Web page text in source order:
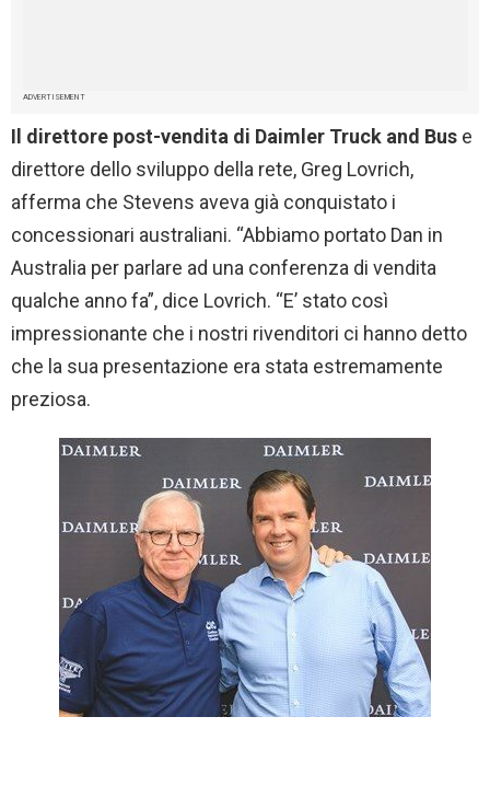
ADVERTISEMENT
Il direttore post-vendita di Daimler Truck and Bus e
direttore dello sviluppo della rete, Greg Lovrich,
afferma che Stevens aveva già conquistato i
concessionari australiani. “Abbiamo portato Dan in
Australia per parlare ad una conferenza di vendita
qualche anno fa”, dice Lovrich. “E’ stato così
impressionante che i nostri rivenditori ci hanno detto
che la sua presentazione era stata estremamente
preziosa.